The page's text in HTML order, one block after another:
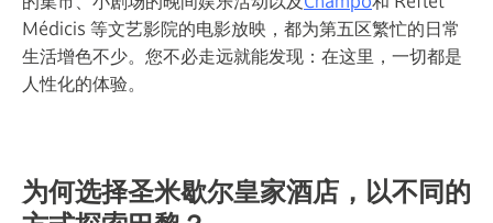
Médicis 等文艺影院的电影放映，都为第五区繁忙的日常
生活增色不少。您不必走远就能发现：在这里，一切都是
人性化的体验。
为何选择圣米歇尔皇家酒店，以不同的